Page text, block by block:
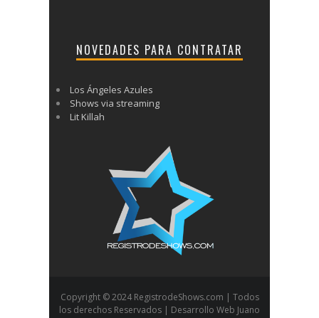
NOVEDADES PARA CONTRATAR
Los Ángeles Azules
Shows via streaming
Lit Killah
Copyright © 2024 RegistrodeShows.com | Todos
los derechos Reservados | Desarrollo Web Juano